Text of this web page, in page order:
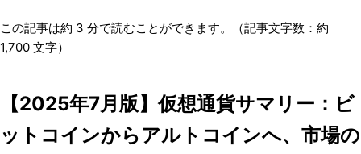
この記事は約 3 分で読むことができます。（記事文字数：約
1,700 文字）
【2025年7月版】仮想通貨サマリー：ビ
ットコインからアルトコインへ、市場の